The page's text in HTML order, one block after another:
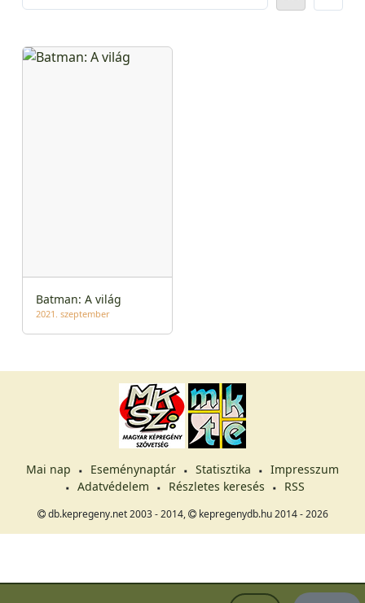
Batman: A világ
2021. szeptember
Mai nap Eseménynaptár Statisztika
Impresszum
Adatvédelem
Részletes keresés RSS
db.kepregeny.net 2003 - 2014, kepregenydb.hu 2014 - 2026